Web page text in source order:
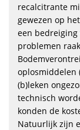
recalcitrante
gewezen op
een
problemen
oplosmiddelen
(b)leken
technisch
konden de
Natuurlijk zijn